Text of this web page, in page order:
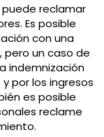
reclamar
Es posible
con una
pero un caso de
indemnización
por los ingresos
es posible
reclame